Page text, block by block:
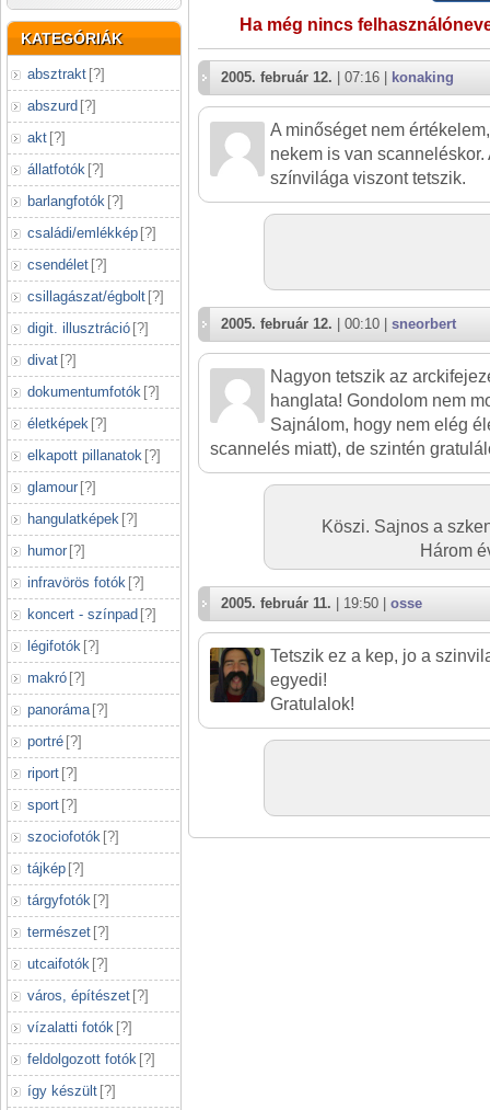
KATEGÓRIÁK
absztrakt [?]
abszurd [?]
akt [?]
állatfotók [?]
barlangfotók [?]
családi/emlékkép [?]
csendélet [?]
csillagászat/égbolt [?]
digit. illusztráció [?]
divat [?]
dokumentumfotók [?]
életképek [?]
elkapott pillanatok [?]
glamour [?]
hangulatképek [?]
humor [?]
infravörös fotók [?]
koncert - színpad [?]
légifotók [?]
makró [?]
panoráma [?]
portré [?]
riport [?]
sport [?]
szociofotók [?]
tájkép [?]
tárgyfotók [?]
természet [?]
utcaifotók [?]
város, építészet [?]
vízalatti fotók [?]
feldolgozott fotók [?]
így készült [?]
Ha még nincs
2005. február 12. | 07:16 | konaking
A minőséget nem
nekem is van scanneléskor.
színvilága viszont tetszik.
2005. február 12. | 00:10 | sneorbert
Nagyon tetszik az
hanglata! Gondolom nem
Sajnálom, hogy nem elég
scannelés miatt), de szintén
Köszi. Sajnos a
Három
2005. február 11. | 19:50 | osse
Tetszik ez a kep, jo a
egyedi!
Gratulalok!